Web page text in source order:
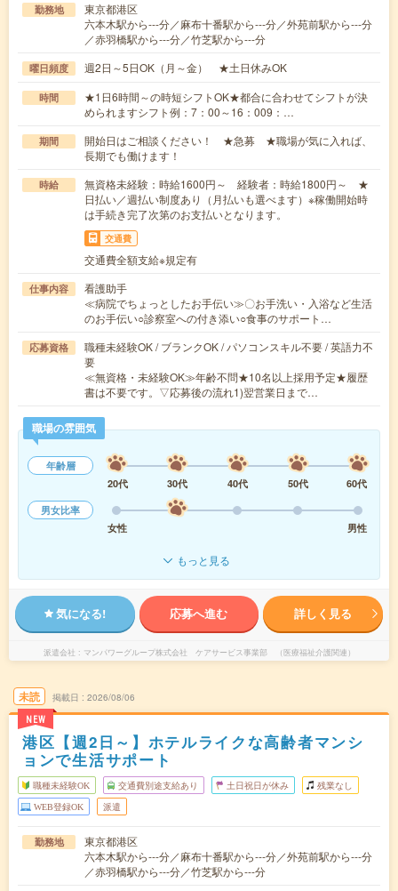
勤務地
東京都港区
六本木駅から---分／麻布十番駅から---分／外苑前駅から---分
／赤羽橋駅から---分／竹芝駅から---分
曜日頻度 週2日～5日OK（月～金） ★土日休みOK
時間
★1日6時間～の時短シフトOK★都合に合わせてシフトが決
められますシフト例：7：00～16：009：…
期間
開始日はご相談ください！ ★急募 ★職場が気に入れば、
長期でも働けます！
時給
無資格未経験：時給1600円～ 経験者：時給1800円～ ★
日払い／週払い制度あり（月払いも選べます）※稼働開始時
は手続き完了次第のお支払いとなります。
交通費
交通費全額支給※規定有
仕事内容
看護助手
≪病院でちょっとしたお手伝い≫〇お手洗い・入浴など生活
のお手伝い○診察室への付き添い○食事のサポート…
応募資格
職種未経験OK / ブランクOK / パソコンスキル不要 / 英語力不
要
≪無資格・未経験OK≫年齢不問★10名以上採用予定★履歴
書は不要です。▽応募後の流れ1)翌営業日まで…
職場の雰囲気
年齢層
20代
30代 40代 50代
60代
男女比率
女性
男性
もっと見る
気になる! 応募へ進む 詳しく見る
派遣会社 マンパワーグループ株式会社 ケアサービス事業部 （医療福祉介護関連）
未読
NEW
掲載日 2026/08/06
港区【週2日～】ホテルライクな高齢者マンシ
ョンで生活サポート
職種未経験OK 交通費別途支給あり 土日祝日が休み 残業なし
WEB登録OK 派遣
勤務地
東京都港区
六本木駅から---分／麻布十番駅から---分／外苑前駅から---分
／赤羽橋駅から---分／竹芝駅から---分